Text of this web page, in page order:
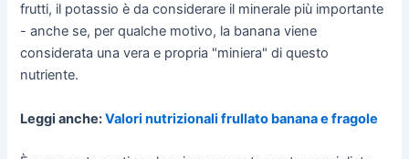
frutti, il potassio è da considerare il minerale più importante
- anche se, per qualche motivo, la banana viene
considerata una vera e propria "miniera" di questo
nutriente.
Leggi anche:Valori nutrizionali frullato banana e fragole